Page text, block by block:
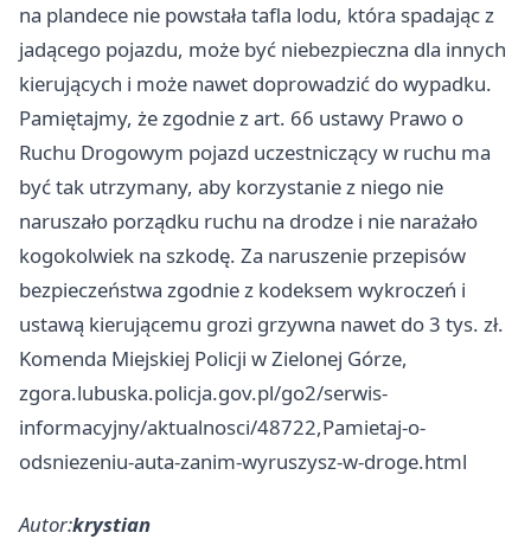
na plandece nie powstała tafla lodu, która spadając z
jadącego pojazdu, może być niebezpieczna dla innych
kierujących i może nawet doprowadzić do wypadku.
Pamiętajmy, że zgodnie z art. 66 ustawy Prawo o
Ruchu Drogowym pojazd uczestniczący w ruchu ma
być tak utrzymany, aby korzystanie z niego nie
naruszało porządku ruchu na drodze i nie narażało
kogokolwiek na szkodę. Za naruszenie przepisów
bezpieczeństwa zgodnie z kodeksem wykroczeń i
ustawą kierującemu grozi grzywna nawet do 3 tys. zł.
Komenda Miejskiej Policji w Zielonej Górze,
zgora.lubuska.policja.gov.pl/go2/serwis-
informacyjny/aktualnosci/48722,Pamietaj-o-
odsniezeniu-auta-zanim-wyruszysz-w-droge.html
Autor:krystian